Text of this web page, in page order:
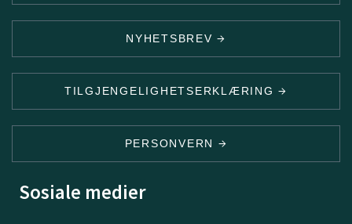
NYHETSBREV
TILGJENGELIGHETSERKLÆRING
PERSONVERN
Sosiale medier